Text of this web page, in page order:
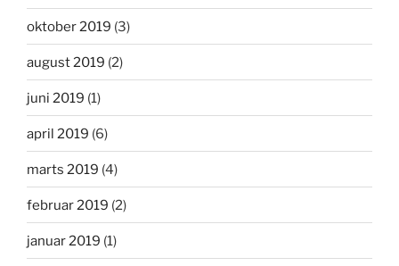
oktober 2019 (3)
august 2019 (2)
juni 2019 (1)
april 2019 (6)
marts 2019 (4)
februar 2019 (2)
januar 2019 (1)